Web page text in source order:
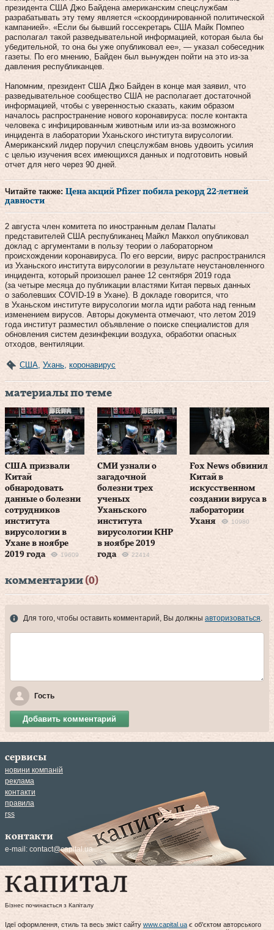
президента США Джо Байдена американским спецслужбам
разрабатывать эту тему является «скоординированной политической
кампанией». «Если бы бывший госсекретарь США Майк Помпео
располагал такой разведывательной информацией, которая была бы
убедительной, то она бы уже опубликовал ее», — указал собеседник
газеты. По его мнению, Байден был вынужден пойти на это из-за
давления республиканцев.
Напомним, президент США Джо Байден в конце мая заявил, что
разведывательное сообщество США не располагает достаточной
информацией, чтобы с уверенностью сказать, каким образом
началось распространение нового коронавируса: после контакта
человека с инфицированным животным или из-за возможного
инцидента в лаборатории Уханьского института вирусологии.
Американский лидер поручил спецслужбам вновь удвоить усилия
с целью изучения всех имеющихся данных и подготовить новый
отчет для него через 90 дней.
Читайте также: Цена акций Pfizer побила рекорд 22-летней
давности
2 августа член комитета по иностранным делам Палаты
представителей США республиканец Майкл Маккол опубликовал
доклад с аргументами в пользу теории о лабораторном
происхождении коронавируса. По его версии, вирус распространился
из Уханьского института вирусологии в результате неустановленного
инцидента, который произошел ранее 12 сентября 2019 года
(за четыре месяца до публикации властями Китая первых данных
о заболевших COVID-19 в Ухане). В докладе говорится, что
в Уханьском институте вирусологии могла идти работа над генным
изменением вирусов. Авторы документа отмечают, что летом 2019
года институт разместил объявление о поиске специалистов для
обновления систем дезинфекции воздуха, обработки опасных
отходов, вентиляции.
США Ухань коронавирус
материалы по теме
США призвали
Китай
обнародовать
данные о болезни
сотрудников
института
вирусологии в
Ухане в ноябре
2019 года
19609
СМИ узнали о
загадочной
болезни трех
ученых
Уханьского
института
вирусологии КНР
в ноябре 2019
года
22414
Fox News обвинил
Китай в
искусственном
создании вируса в
лаборатории
Уханя
10980
комментарии (0)
Для того, чтобы оставить комментарий, Вы должны авторизоваться.
Гость
Добавить комментарий
сервисы
новини компаній
реклама
контакти
правила
rss
контакти
e-mail: contact@capital.ua
Бізнес починається з Капіталу
Ідеї оформлення, стиль та весь зміст сайту www.capital.ua є об'єктом авторського